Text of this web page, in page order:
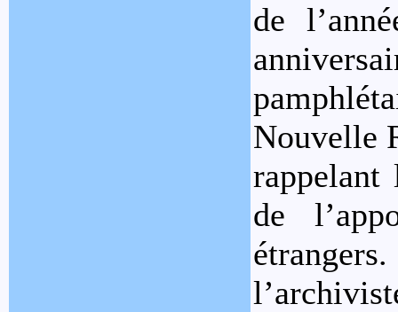
de
Nouvelle
rappelant
de